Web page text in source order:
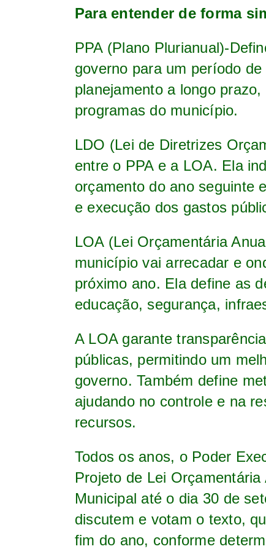
Para entender de forma
PPA (Plano Plurianual)-
governo para um período
planejamento a longo
programas do município.
LDO (Lei de Diretrizes
entre o PPA e a LOA. Ela
orçamento do ano seguinte
e execução dos gastos
LOA (Lei Orçamentária
município vai arrecadar e
próximo ano. Ela define as
educação, segurança,
A LOA garante
públicas, permitindo um
governo. Também define
ajudando no controle e na
recursos.
Todos os anos, o Poder
Projeto de Lei
Municipal até o dia 30 de
discutem e votam o texto,
fim do ano, conforme